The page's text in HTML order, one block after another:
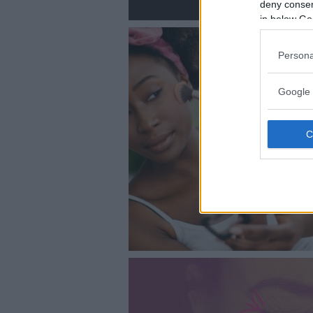
deny
in below
Google